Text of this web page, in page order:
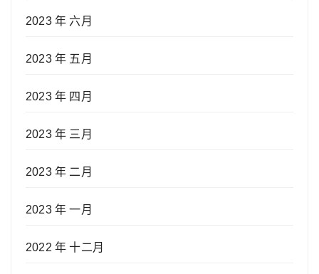
2023 年 六月
2023 年 五月
2023 年 四月
2023 年 三月
2023 年 二月
2023 年 一月
2022 年 十二月